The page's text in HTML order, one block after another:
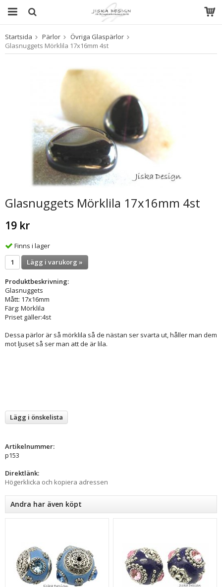
Produkten har blivit tillagd i varukorgen
Startsida Pärlor
Övriga Glaspärlor
Glasnuggets Mörklila 17x16mm 4st
Glasnuggets Mörklila 17x16mm 4st
19 kr
Finns i lager
Lägg i varukorg »
Produktbeskrivning:
Glasnuggets
Mått: 17x16mm
Färg: Mörklila
Priset gäller:4st
Dessa pärlor är så mörklila så de nästan ser svarta ut, håller man dem
mot ljuset så ser man att de är lila.
Lägg i önskelista
Artikelnummer:
p153
Direktlänk:
Högerklicka och kopiera adressen
Andra har även köpt